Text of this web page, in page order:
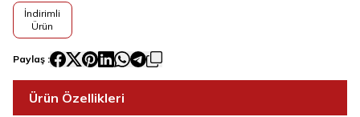
İndirimli
Ürün
Paylaş :
Ürün Özellikleri